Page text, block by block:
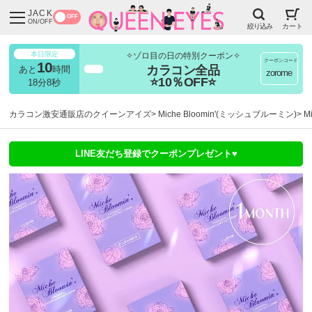
JACK
ON/OFF
OFF
絞り込み カート
本日限定
あと 10時間
18分8秒
✧ゾロ目の日の特別クーポン✧
カラコン全品
⭐10％OFF⭐
クーポンコード
zorome
カラコン激安通販店のクイーンアイズ Miche Bloomin'(ミッシュブルーミン)
LINE友だち登録でクーポンプレゼント♥